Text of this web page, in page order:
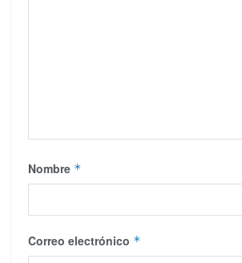
Nombre *
Correo electrónico *